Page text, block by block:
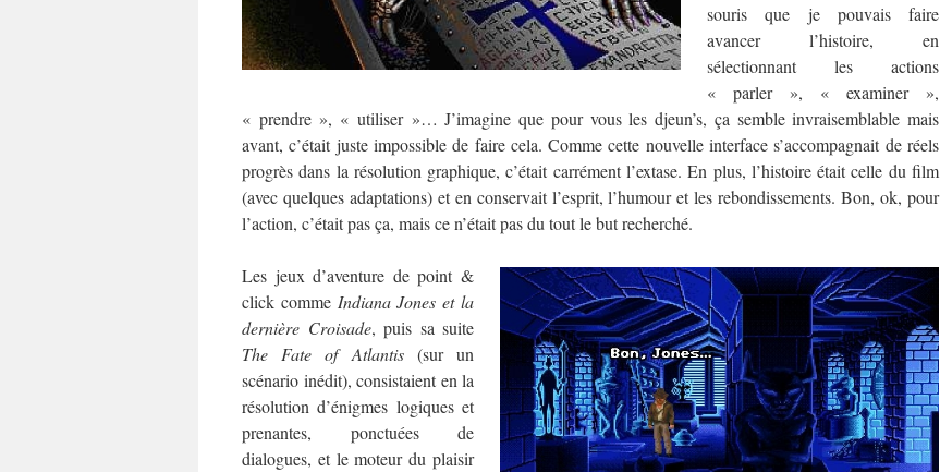
souris que je pouvais faire
avancer l’histoire, en
sélectionnant les actions
« parler », « examiner »,
« prendre », « utiliser »… J’imagine que pour vous les djeun’s, ça semble invraisemblable mais
avant, c’était juste impossible de faire cela. Comme cette nouvelle interface s’accompagnait de réels
progrès dans la résolution graphique, c’était carrément l’extase. En plus, l’histoire était celle du film
(avec quelques adaptations) et en conservait l’esprit, l’humour et les rebondissements. Bon, ok, pour
l’action, c’était pas ça, mais ce n’était pas du tout le but recherché.
Les jeux d’aventure de point &
click comme Indiana Jones et la
dernière Croisade, puis sa suite
The Fate of Atlantis(sur un
scénario inédit), consistaient en la
résolution d’énigmes logiques et
prenantes, ponctuées de
dialogues, et le moteur du plaisir